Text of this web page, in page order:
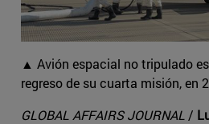
▲ Avión espacial no tripulado
regreso de su cuarta misión, en
GLOBAL AFFAIRS JOURNAL /